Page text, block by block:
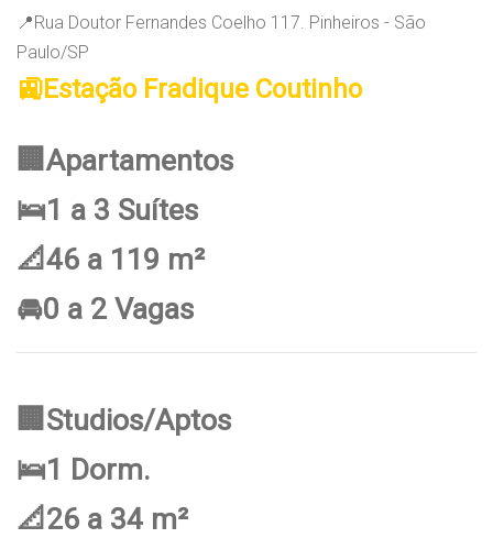
📍Rua Doutor Fernandes Coelho 117. Pinheiros - São
Paulo/SP
🚉Estação Fradique Coutinho
🏢Apartamentos
🛌1 a 3 Suítes
📐46 a 119 m²
🚘0 a 2 Vagas
🏢Studios/Aptos
🛌1 Dorm.
📐26 a 34 m²